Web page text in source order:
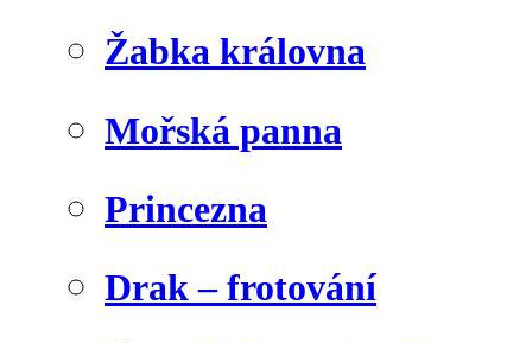
Žabka královna
Mořská panna
Princezna
Drak – frotování